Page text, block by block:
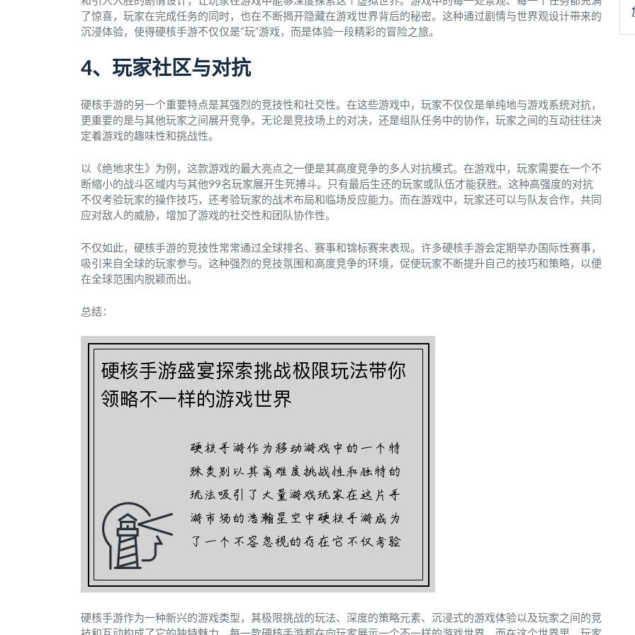
了惊喜，玩家在完成任务的同时，也在不断揭开隐藏在游戏世界背后的秘密。这种通过剧情与世界观设计带来的
沉浸体验，使得硬核手游不仅仅是“玩”游戏，而是体验一段精彩的冒险之旅。
4、玩家社区与对抗
硬核手游的另一个重要特点是其强烈的竞技性和社交性。在这些游戏中，玩家不仅仅是单纯地与游戏系统对抗，
更重要的是与其他玩家之间展开竞争。无论是竞技场上的对决，还是组队任务中的协作，玩家之间的互动往往决
定着游戏的趣味性和挑战性。
以《绝地求生》为例，这款游戏的最大亮点之一便是其高度竞争的多人对抗模式。在游戏中，玩家需要在一个不
断缩小的战斗区域内与其他99名玩家展开生死搏斗。只有最后生还的玩家或队伍才能获胜。这种高强度的对抗
不仅考验玩家的操作技巧，还考验玩家的战术布局和临场反应能力。而在游戏中，玩家还可以与队友合作，共同
应对敌人的威胁，增加了游戏的社交性和团队协作性。
不仅如此，硬核手游的竞技性常常通过全球排名、赛事和锦标赛来表现。许多硬核手游会定期举办国际性赛事，
吸引来自全球的玩家参与。这种强烈的竞技氛围和高度竞争的环境，促使玩家不断提升自己的技巧和策略，以便
在全球范围内脱颖而出。
总结：
硬核手游作为一种新兴的游戏类型，其极限挑战的玩法、深度的策略元素、沉浸式的游戏体验以及玩家之间的竞